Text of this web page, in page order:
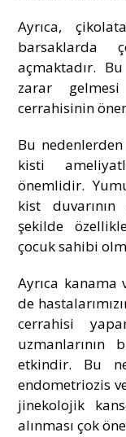
Ayrıca,
barsaklarda
açmaktadır.
zarar
cerrahisinin
Bu
kisti
önemlidir.
kist
şekilde
çocuk sahibi
Ayrıca kanama
de
cerrahisi
uzmanlarının
etkindir. Bu
endometriozis
jinekolojik
alınması çok